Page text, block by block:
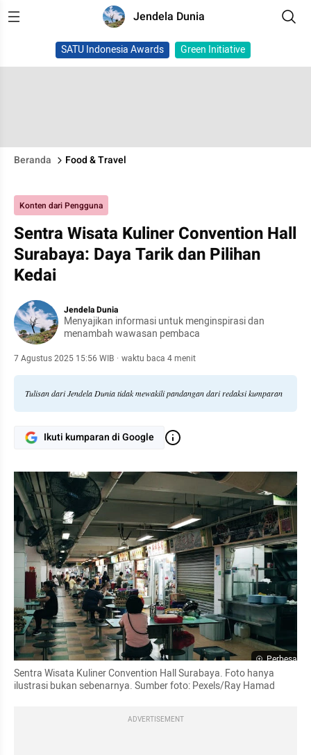
Jendela Dunia
SATU Indonesia Awards Green Initiative
Beranda Food & Travel
Konten dari Pengguna
Sentra Wisata Kuliner Convention Hall
Surabaya: Daya Tarik dan Pilihan
Kedai
Jendela Dunia
Menyajikan informasi untuk menginspirasi dan
menambah wawasan pembaca
7 Agustus 2025 15:56 WIB · waktu baca 4 menit
Tulisan dari Jendela Dunia tidak mewakili pandangan dari redaksi kumparan
Ikuti kumparan di Google
Perbesar
Sentra Wisata Kuliner Convention Hall Surabaya. Foto hanya
ilustrasi bukan sebenarnya. Sumber foto: Pexels/Ray Hamad
ADVERTISEMENT